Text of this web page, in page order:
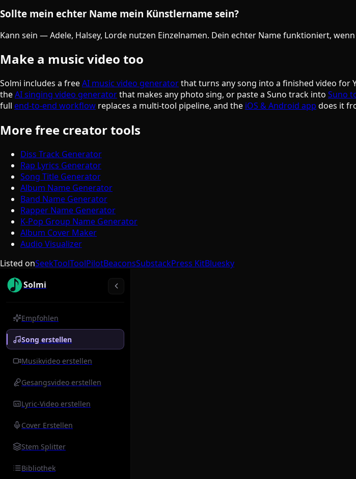
Sollte mein echter Name mein Künstlername sein?
Kann sein — Adele, Halsey, Lorde nutzen Einzelnamen. Dein echter Name funktioniert,
Make a music video too
Solmi includes a freeAI music video generatorthat turns any song into a finished video for
theAI singing video generatorthat makes any photo sing, or paste a Suno track into Suno
full end-to-end workflow replaces a multi-tool pipeline, and the iOS & Android app does it
More free creator tools
Diss Track Generator
Rap Lyrics Generator
Song Title Generator
Album Name Generator
Band Name Generator
Rapper Name Generator
K-Pop Group Name Generator
Album Cover Maker
Audio Visualizer
Listed onSeekToolToolPilotBeaconsSubstackPress KitBluesky
Solmi
Empfohlen
Song erstellen
Musikvideo erstellen
Gesangsvideo erstellen
Lyric-Video erstellen
Cover Erstellen
Stem Splitter
Bibliothek